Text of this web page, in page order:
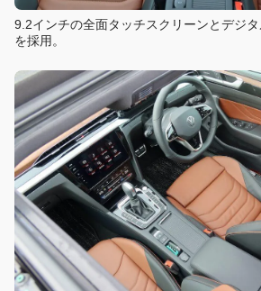
9.2インチの全面タッチスクリーンとデジ
を採用。